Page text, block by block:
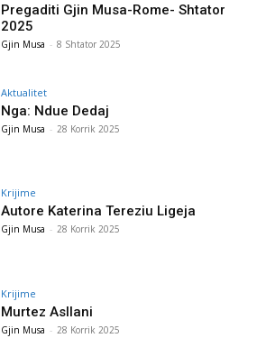
Pregaditi Gjin Musa-Rome- Shtator
2025
Gjin Musa - 8 Shtator 2025
Aktualitet
Nga: Ndue Dedaj
Gjin Musa - 28 Korrik 2025
Krijime
Autore Katerina Tereziu Ligeja
Gjin Musa - 28 Korrik 2025
Krijime
Murtez Asllani
Gjin Musa - 28 Korrik 2025